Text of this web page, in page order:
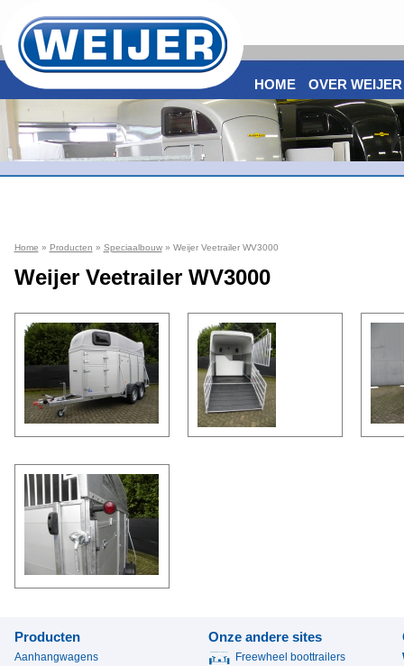
Home » Producten » Speciaalbouw» Weijer Veetrailer WV3000
Weijer Veetrailer WV3000
Producten
Aanhangwagens
Onze andere sites
Freewheel boottrailers
HOME OVER WEIJER